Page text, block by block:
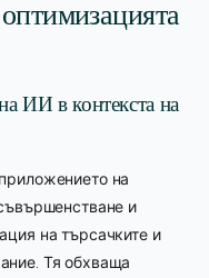
ИИ в контекста на
на
и
на търсачките и
Тя обхваща